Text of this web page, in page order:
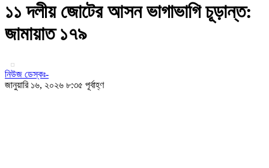
১১ দলীয় জোটের আসন ভাগাভাগি চূড়ান্ত:
জামায়াত ১৭৯
নিউজ ডেস্কঃ-
জানুয়ারি ১৬, ২০২৬ ৮:৩৫ পূর্বাহ্ণ